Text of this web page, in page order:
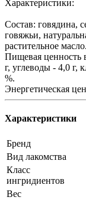
Характеристики:
Состав: говядина,
говяжьи,
растительное масло.
Пищевая ценность
г, углеводы - 4,0 г,
%.
Энергетическая
Характеристики
Бренд
Вид лакомства
Класс
ингридиентов
Вес